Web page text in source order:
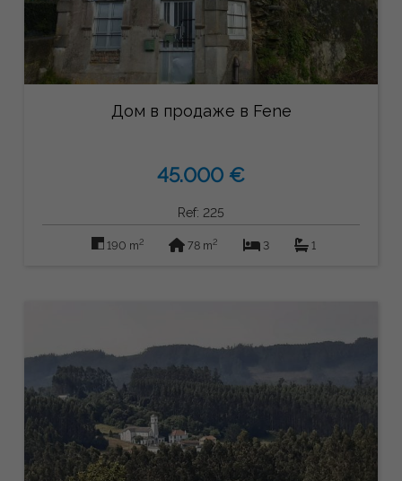
Дом в продаже в Fene
45.000 €
Ref: 225
190 m2 78 m2 3 1